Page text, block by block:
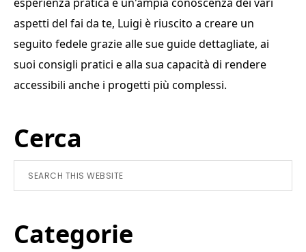
aspetti del fai da te, Luigi è riuscito a creare un
seguito fedele grazie alle sue guide dettagliate, ai
suoi consigli pratici e alla sua capacità di rendere
accessibili anche i progetti più complessi.
Primary
Sidebar
Cerca
Search
this
Categorie